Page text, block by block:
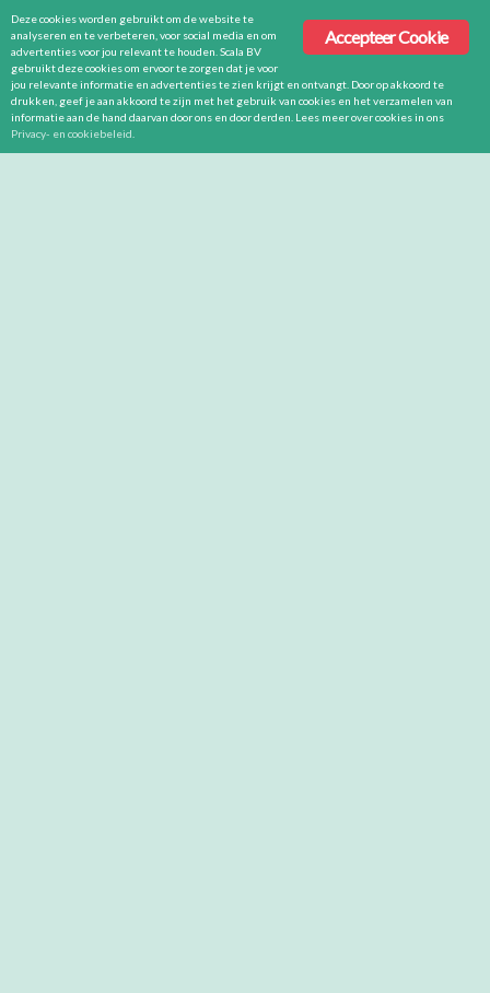
Accepteer Cookie
Deze cookies worden gebruikt om de website te
analyseren en te verbeteren, voor social media en om
advertenties voor jou relevant te houden. Scala BV
gebruikt deze cookies om ervoor te zorgen dat je voor
jou relevante informatie en advertenties te zien krijgt en ontvangt. Door op akkoord te
drukken, geef je aan akkoord te zijn met het gebruik van cookies en het verzamelen van
informatie aan de hand daarvan door ons en door derden. Lees meer over cookies in ons
Privacy- en cookiebeleid